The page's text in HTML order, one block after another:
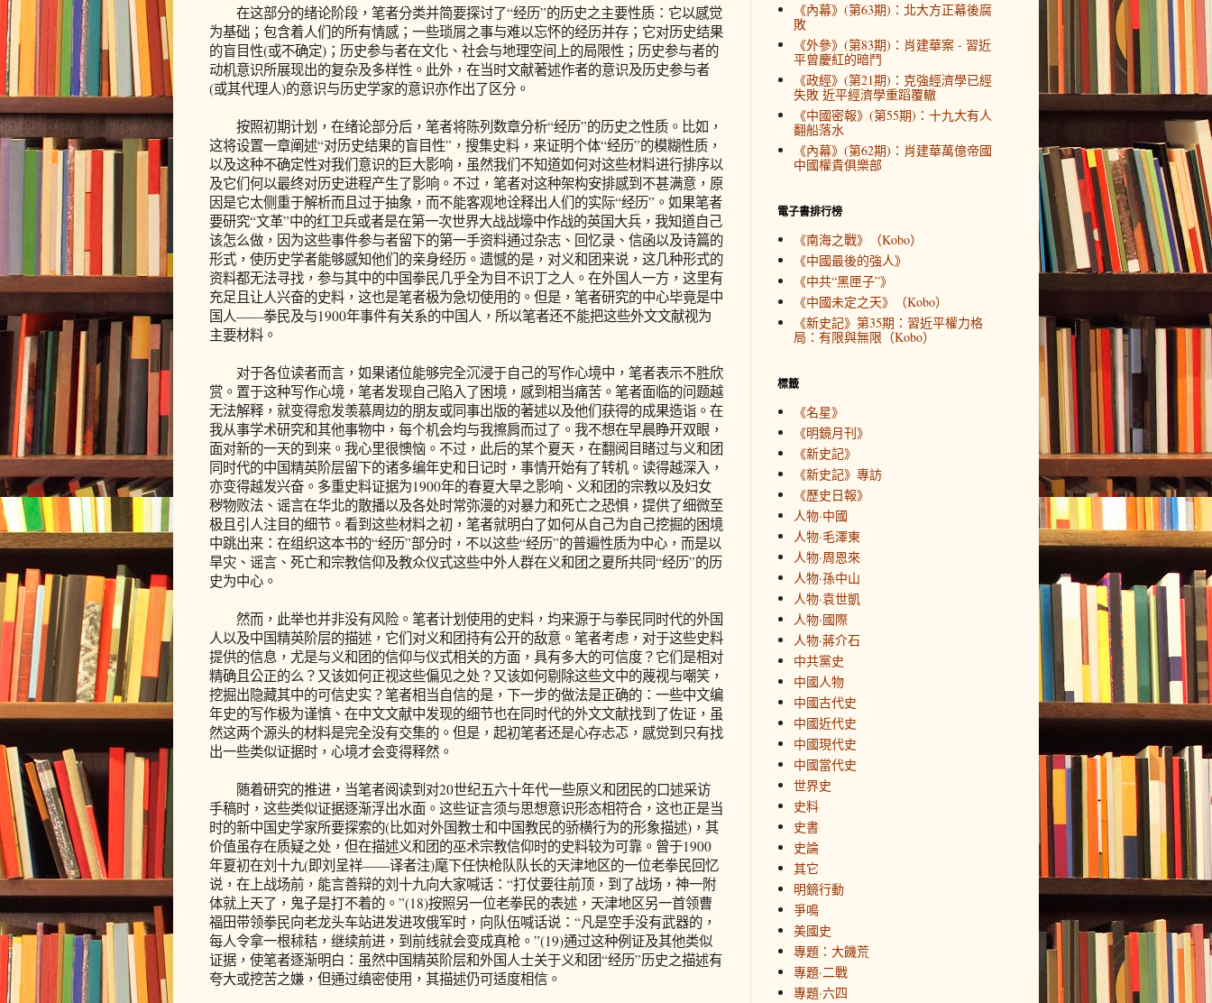
在这部分的绪论阶段，笔者分类并简要探讨了“经历”的历史之主要性质：它以感觉
为基础；包含着人们的所有情感；一些琐屑之事与难以忘怀的经历并存；它对历史结果
的盲目性(或不确定)；历史参与者在文化、社会与地理空间上的局限性；历史参与者的
动机意识所展现出的复杂及多样性。此外，在当时文献著述作者的意识及历史参与者
(或其代理人)的意识与历史学家的意识亦作出了区分。
按照初期计划，在绪论部分后，笔者将陈列数章分析“经历”的历史之性质。比如，
这将设置一章阐述“对历史结果的盲目性”，搜集史料，来证明个体“经历”的模糊性质，
以及这种不确定性对我们意识的巨大影响，虽然我们不知道如何对这些材料进行排序以
及它们何以最终对历史进程产生了影响。不过，笔者对这种架构安排感到不甚满意，原
因是它太侧重于解析而且过于抽象，而不能客观地诠释出人们的实际“经历”。如果笔者
要研究“文革”中的红卫兵或者是在第一次世界大战战壕中作战的英国大兵，我知道自己
该怎么做，因为这些事件参与者留下的第一手资料通过杂志、回忆录、信函以及诗篇的
形式，使历史学者能够感知他们的亲身经历。遗憾的是，对义和团来说，这几种形式的
资料都无法寻找，参与其中的中国拳民几乎全为目不识丁之人。在外国人一方，这里有
充足且让人兴奋的史料，这也是笔者极为急切使用的。但是，笔者研究的中心毕竟是中
国人——拳民及与1900年事件有关系的中国人，所以笔者还不能把这些外文文献视为
主要材料。
对于各位读者而言，如果诸位能够完全沉浸于自己的写作心境中，笔者表示不胜欣
赏。置于这种写作心境，笔者发现自己陷入了困境，感到相当痛苦。笔者面临的问题越
无法解释，就变得愈发羡慕周边的朋友或同事出版的著述以及他们获得的成果造诣。在
我从事学术研究和其他事物中，每个机会均与我擦肩而过了。我不想在早晨睁开双眼，
面对新的一天的到来。我心里很懊恼。不过，此后的某个夏天，在翻阅目睹过与义和团
同时代的中国精英阶层留下的诸多编年史和日记时，事情开始有了转机。读得越深入，
亦变得越发兴奋。多重史料证据为1900年的春夏大旱之影响、义和团的宗教以及妇女
秽物败法、谣言在华北的散播以及各处时常弥漫的对暴力和死亡之恐惧，提供了细微至
极且引人注目的细节。看到这些材料之初，笔者就明白了如何从自己为自己挖掘的困境
中跳出来：在组织这本书的“经历”部分时，不以这些“经历”的普遍性质为中心，而是以
旱灾、谣言、死亡和宗教信仰及教众仪式这些中外人群在义和团之夏所共同“经历”的历
史为中心。
然而，此举也并非没有风险。笔者计划使用的史料，均来源于与拳民同时代的外国
人以及中国精英阶层的描述，它们对义和团持有公开的敌意。笔者考虑，对于这些史料
提供的信息，尤是与义和团的信仰与仪式相关的方面，具有多大的可信度？它们是相对
精确且公正的么？又该如何正视这些偏见之处？又该如何剔除这些文中的蔑视与嘲笑，
挖掘出隐藏其中的可信史实？笔者相当自信的是，下一步的做法是正确的：一些中文编
年史的写作极为谨慎、在中文文献中发现的细节也在同时代的外文文献找到了佐证，虽
然这两个源头的材料是完全没有交集的。但是，起初笔者还是心存忐忑，感觉到只有找
出一些类似证据时，心境才会变得释然。
随着研究的推进，当笔者阅读到对20世纪五六十年代一些原义和团民的口述采访
手稿时，这些类似证据逐渐浮出水面。这些证言须与思想意识形态相符合，这也正是当
时的新中国史学家所要探索的(比如对外国教士和中国教民的骄横行为的形象描述)，其
价值虽存在质疑之处，但在描述义和团的巫术宗教信仰时的史料较为可靠。曾于1900
年夏初在刘十九(即刘呈祥——译者注)麾下任快枪队队长的天津地区的一位老拳民回忆
说，在上战场前，能言善辩的刘十九向大家喊话：“打仗要往前顶，到了战场，神一附
体就上天了，鬼子是打不着的。”(18)按照另一位老拳民的表述，天津地区另一首领曹
福田带领拳民向老龙头车站进发进攻俄军时，向队伍喊话说：“凡是空手没有武器的，
每人令拿一根秫秸，继续前进，到前线就会变成真枪。”(19)通过这种例证及其他类似
证据，使笔者逐渐明白：虽然中国精英阶层和外国人士关于义和团“经历”历史之描述有
夸大或挖苦之嫌，但通过缜密使用，其描述仍可适度相信。
《內幕》(第63期)：北大方正幕後腐
敗
《外參》(第83期)：肖建華案 - 習近
平曾慶紅的暗鬥
《政經》(第21期)：克強經濟學已經
失敗 近平經濟學重蹈覆轍
《中國密報》(第55期)：十九大有人
翻船落水
《內幕》(第62期)：肖建華萬億帝國
中國權貴俱樂部
電子書排行榜
《南海之戰》（Kobo）
《中國最後的強人》
《中共“黑匣子”》
《中國未定之天》（Kobo）
《新史記》第35期：習近平權力格
局：有限與無限（Kobo）
標籤
《名星》
《明鏡月刊》
《新史記》
《新史記》專訪
《歷史日報》
人物·中國
人物·毛澤東
人物·周恩來
人物·孫中山
人物·袁世凱
人物·國際
人物·蔣介石
中共黨史
中國人物
中國古代史
中國近代史
中國現代史
中國當代史
世界史
史料
史書
史論
其它
明鏡行動
爭鳴
美國史
專題：大饑荒
專題·二戰
專題·六四